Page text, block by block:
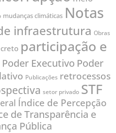
mudanças climáticas Notas
infraestrutura Obras
participação e
Poder Executivo Poder
Publicações retrocessos
setor privado STF
Índice de Percepção
de Transparência e
Pública